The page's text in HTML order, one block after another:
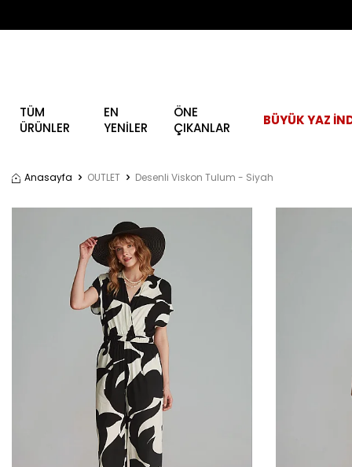
TÜM
ÜRÜNLER
EN
YENİLER
ÖNE
ÇIKANLAR
BÜYÜK YAZ
Anasayfa OUTLET Desenli Viskon Tulum - Siyah